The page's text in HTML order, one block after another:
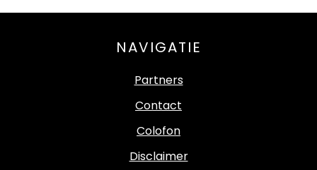
NAVIGATIE
Partners
Contact
Colofon
Disclaimer